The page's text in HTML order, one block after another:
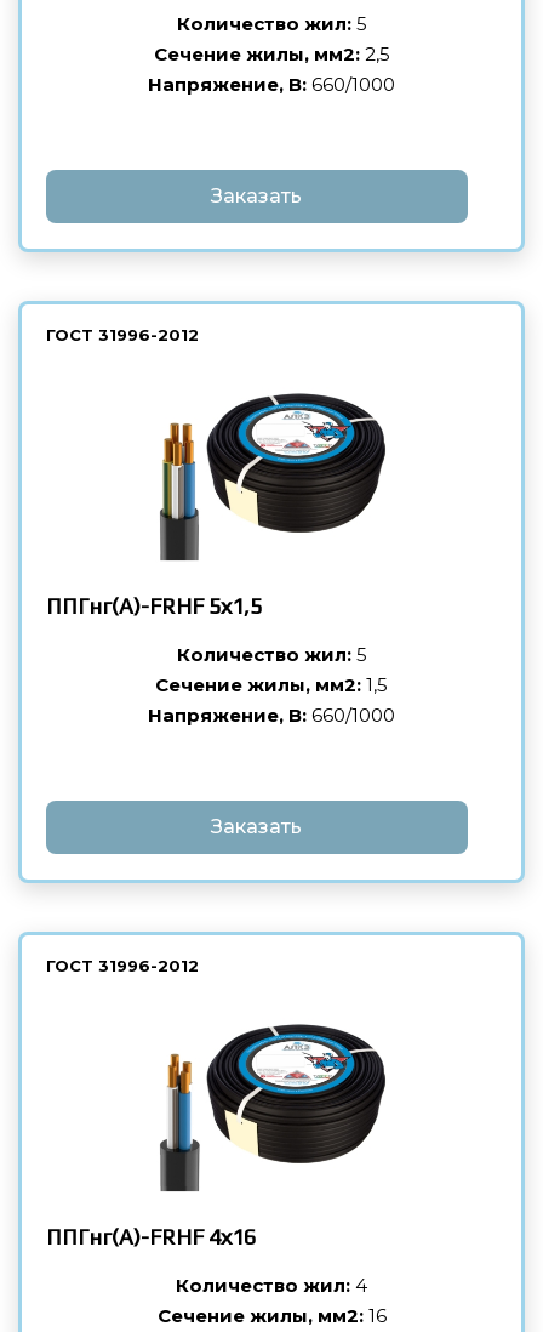
Количество жил: 5
Сечение жилы, мм2: 2,5
Напряжение, В: 660/1000
Заказать
ГОСТ 31996-2012
ППГнг(А)-FRHF5х1,5
Количество жил: 5
Сечение жилы, мм2: 1,5
Напряжение, В: 660/1000
Заказать
ГОСТ 31996-2012
ППГнг(А)-FRHF4х16
Количество жил: 4
Сечение жилы, мм2: 16